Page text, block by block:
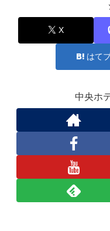
X
はて
中央ホ